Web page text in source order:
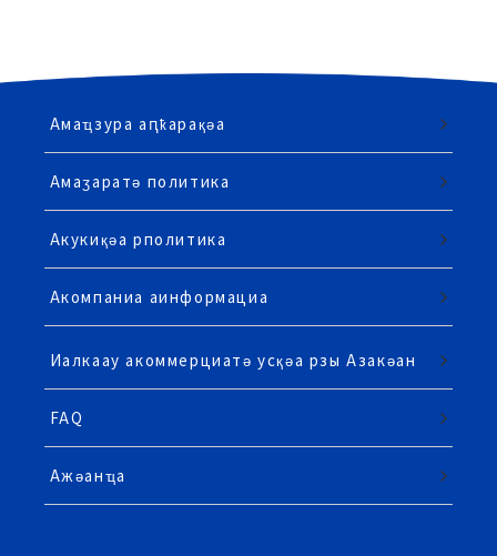
Амаҵзура аԥҟарақәа
Амаӡаратә политика
Акукиқәа рполитика
Акомпаниа аинформациа
Иалкаау акоммерциатә усқәа рзы Азакәан
FAQ
Ажәанҵа